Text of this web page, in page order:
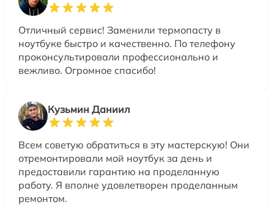
Отличный сервис! Заменили термопасту в
ноутбуке быстро и качественно. По телефону
проконсультировали профессионально и
вежливо. Огромное спасибо!
Кузьмин Даниил
Всем советую обратиться в эту мастерскую! Они
отремонтировали мой ноутбук за день и
предоставили гарантию на проделанную
работу. Я вполне удовлетворен проделанным
ремонтом.